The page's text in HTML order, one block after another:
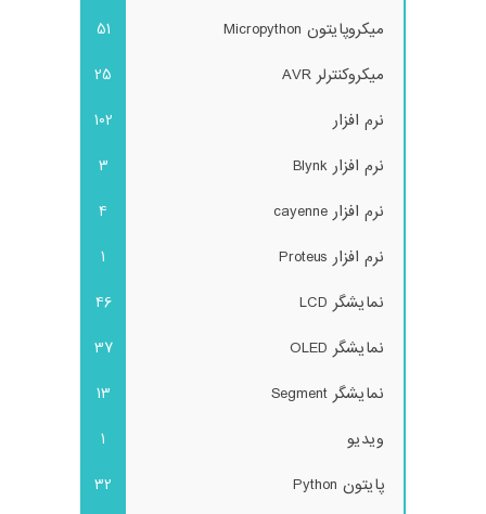
میکروپایتون Micropython
51
میکروکنترلر AVR
25
نرم افزار
102
نرم افزار Blynk
3
نرم افزار cayenne
4
نرم افزار Proteus
1
نمایشگر LCD
46
نمایشگر OLED
37
نمایشگر Segment
13
ویدیو
1
پایتون Python
32